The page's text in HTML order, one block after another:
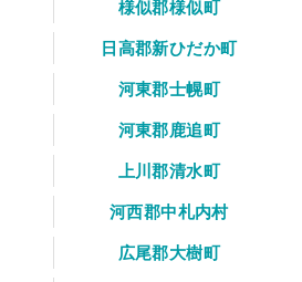
様似郡様似町
日高郡新ひだか町
河東郡士幌町
河東郡鹿追町
上川郡清水町
河西郡中札内村
広尾郡大樹町